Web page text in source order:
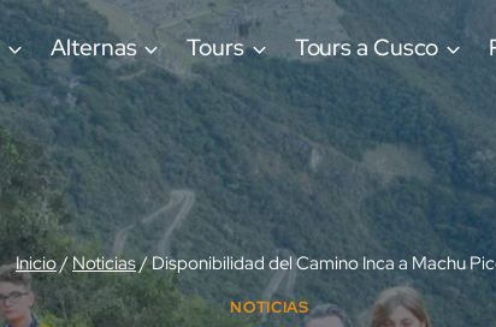
Alternas Tours Tours a Cusco
Inicio/Noticias/Disponibilidad del Camino Inca a Machu
NOTICIAS